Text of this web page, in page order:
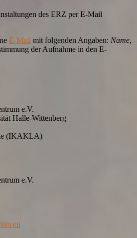
des ERZ per E-Mail
E-Mail mit folgenden Angaben: Name,
der Aufnahme in den E-
e.V.
Halle-Wittenberg
(IKAKLA)
e.V.